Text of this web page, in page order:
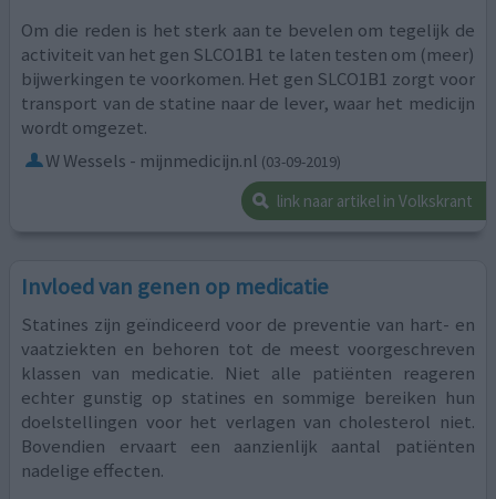
Om die reden is het sterk aan te bevelen om tegelijk de
activiteit van het gen SLCO1B1 te laten testen om (meer)
bijwerkingen te voorkomen. Het gen SLCO1B1 zorgt voor
transport van de statine naar de lever, waar het medicijn
wordt omgezet.
W Wessels - mijnmedicijn.nl (03-09-2019)
link naar artikel in Volkskrant
Invloed van genen op medicatie
Statines zijn geïndiceerd voor de preventie van hart- en
vaatziekten en behoren tot de meest voorgeschreven
klassen van medicatie. Niet alle patiënten reageren
echter gunstig op statines en sommige bereiken hun
doelstellingen voor het verlagen van cholesterol niet.
Bovendien ervaart een aanzienlijk aantal patiënten
nadelige effecten.